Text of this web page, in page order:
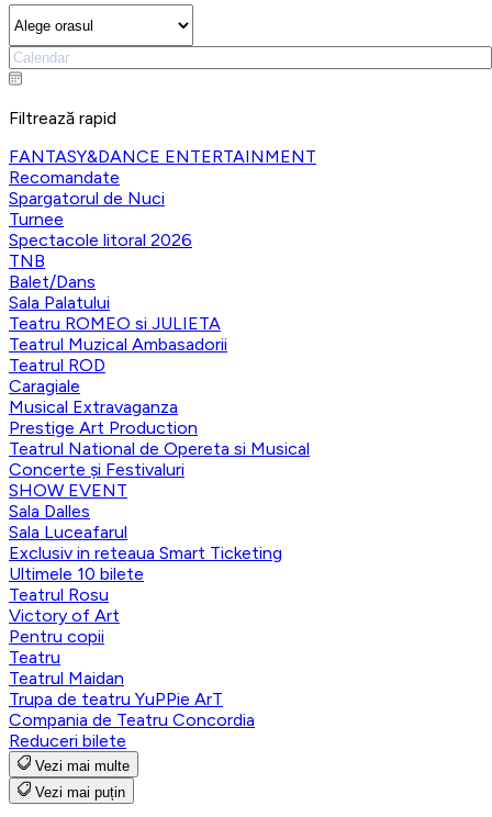
Filtrează rapid
FANTASY&DANCE ENTERTAINMENT
Recomandate
Spargatorul de Nuci
Turnee
Spectacole litoral 2026
TNB
Balet/Dans
Sala Palatului
Teatru ROMEO si JULIETA
Teatrul Muzical Ambasadorii
Teatrul ROD
Caragiale
Musical Extravaganza
Prestige Art Production
Teatrul National de Opereta si Musical
Concerte și Festivaluri
SHOW EVENT
Sala Dalles
Sala Luceafarul
Exclusiv in reteaua Smart Ticketing
Ultimele 10 bilete
Teatrul Rosu
Victory of Art
Pentru copii
Teatru
Teatrul Maidan
Trupa de teatru YuPPie ArT
Compania de Teatru Concordia
Reduceri bilete
Vezi mai multe
Vezi mai puțin